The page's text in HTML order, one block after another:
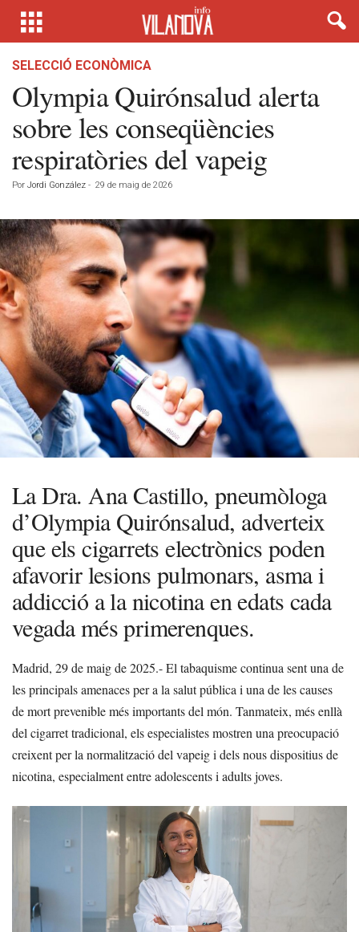
SELECCIÓ ECONÒMICA
Olympia Quirónsalud alerta
sobre les conseqüències
respiratòries del vapeig
Por Jordi González - 29 de maig de 2026
La Dra. Ana Castillo, pneumòloga
d’Olympia Quirónsalud, adverteix
que els cigarrets electrònics poden
afavorir lesions pulmonars, asma i
addicció a la nicotina en edats cada
vegada més primerenques.
Madrid, 29 de maig de 2025.- El tabaquisme continua sent una de
les principals amenaces per a la salut pública i una de les causes
de mort prevenible més importants del món. Tanmateix, més enllà
del cigarret tradicional, els especialistes mostren una preocupació
creixent per la normalització del vapeig i dels nous dispositius de
nicotina, especialment entre adolescents i adults joves.